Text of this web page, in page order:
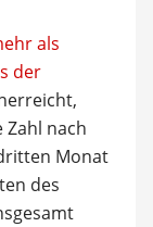
als
der
Zahl nach
Monat
des